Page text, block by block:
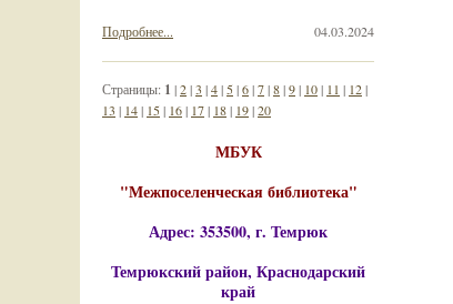
04.03.2024
Подробнее...
Страницы: 1 |2|3 |4| 5|6|7|8|9| 10| 11 | 12|
13 | 14| 15| 16| 17| 18| 19|20
МБУК
"Межпоселенческая библиотека"
Адрес: 353500, г. Темрюк
Темрюкский район, Краснодарский
край